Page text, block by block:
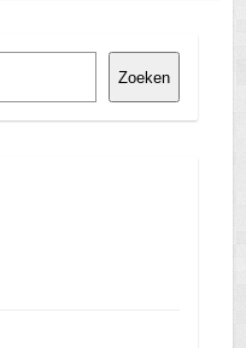
Zoeken